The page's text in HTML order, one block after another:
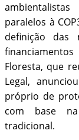
paralelos à
definição das
Floresta, que
Legal,
próprio de
com base
tradicional.